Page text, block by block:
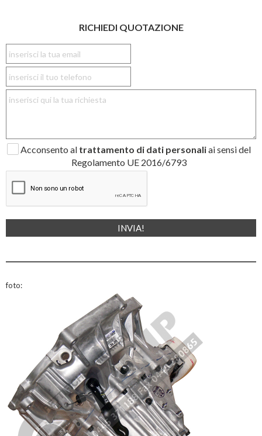
RICHIEDI QUOTAZIONE
Acconsento al trattamento di dati personaliai sensi del
Regolamento UE 2016/6793
foto: